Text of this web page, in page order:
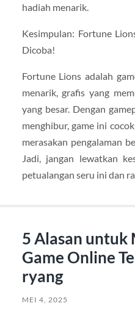
hadiah menarik.
Kesimpulan: Fortune
Dicoba!
Fortune Lions adalah
menarik, grafis yang
yang besar. Dengan
menghibur, game ini
merasakan pengalaman
Jadi, jangan lewatkan
petualangan seru ini dan
5 Alasan untuk
Game Online
ryang
MEI 4, 2025